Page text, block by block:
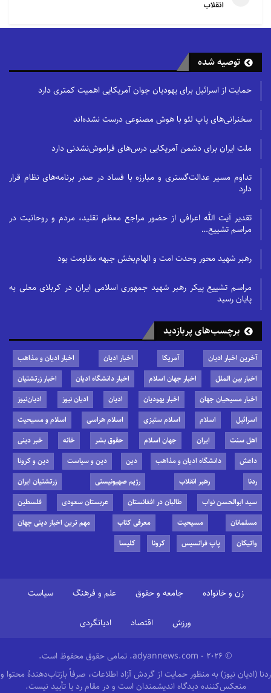
انقلاب
توصیه شده
حمایت از اسرائیل برای یهودیان جوان آمریکایی اهمیت کمتری دارد
سخنرانی‌های پاپ لئو با هوش مصنوعی درست نشده‌اند
ملت ایران برای دشمن آمریکایی درس‌های فراموش‌نشدنی دارد
تداوم مسیر عدالت‌گستری و مبارزه با فساد در صدر برنامه‌های نظام قرار
دارد
تقدیر آیت الله اعرافی از حضور مراجع معظم تقلید، مردم و روحانیت در
مراسم تشییع…
رهبر شهید محور وحدت امت و الهام‌بخش جبهه مقاومت بود
مراسم تشییع پیکر رهبر شهید جمهوری اسلامی ایران در کربلای معلی به
پایان رسید
برچسب‌های پربازدید
آخرین اخبار ادیان آمریکا اخبار ادیان
اخبار ادیان و مذاهب
اخبار بین الملل
اخبار جهان اسلام اخبار دانشگاه ادیان
اخبار زرتشتیان
اخبار مسیحیان جهان
اخبار یهودیان ادیان ادیان نیوز
ادیان‌نیوز
اسرائیل
اسلام اسلام ستیزی اسلام هراسی
اسلام و مسیحیت
اهل سنت
ایران جهان اسلام حقوق بشر خانه
خبر دینی
داعش
دانشگاه ادیان و مذاهب دین دین و سیاست
دین و کرونا
ردنا
رهبر انقلاب رژیم صهیونیستی
زرتشتیان ایران
سید ابوالحسن نواب
طالبان در افغانستان عربستان سعودی
فلسطین
مسلمانان
مسیحیت معرفی کتاب
مهم ترین اخبار دینی جهان
واتیکان
پاپ فرانسیس کرونا کلیسا
زن و خانواده جامعه و حقوق علم و فرهنگ سیاست
ورزش اقتصاد ادیانگردی
© 2026 - adyannews.com. تمامی حقوق محفوظ است.
ردنا (ادیان نیوز) به منظور حمایت از گردش آزاد اطلاعات، صرفاً بازتاب‌دهندهٔ محتوا و
منعکس‌کننده دیدگاه اندیشمندان است و در مقام رد یا تأیید نیست.